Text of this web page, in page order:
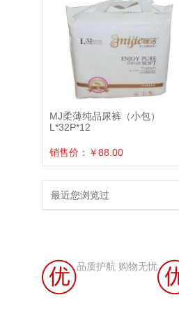
MJ柔薄纯品尿裤（小包）
L*32P*12
销售价：￥88.00
最近您浏览过
品质护航 购物无忧